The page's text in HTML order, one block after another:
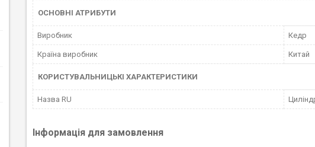
ОСНОВНІ АТРИБУТИ
Виробник Кедр
Країна виробник Китай
КОРИСТУВАЛЬНИЦЬКІ ХАРАКТЕРИСТИКИ
Назва RU
Інформація для замовлення